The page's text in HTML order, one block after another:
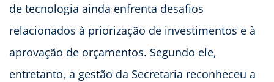
de tecnologia ainda enfrenta desafios
relacionados à priorização de investimentos e à
aprovação de orçamentos. Segundo ele,
entretanto, a gestão da Secretaria reconheceu a